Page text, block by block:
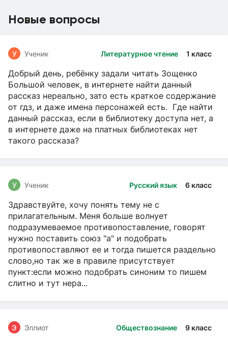
Новые вопросы
Литературное чтение 1 класс
У Ученик
Добрый день, ребёнку задали читать Зощенко
Большой человек, в интернете найти данный
рассказ нереально, зато есть краткое содержание
от гдз, и даже имена персонажей есть. Где найти
данный рассказ, если в библиотеку доступа нет, а
в интернете даже на платных библиотеках нет
такого рассказа?
Русский язык 6 класс
У Ученик
Здравствуйте, хочу понять тему не с
прилагательным. Меня больше волнует
подразумеваемое противопоставление, говорят
нужно поставить союз "а" и подобрать
противопоставляют ее и тогда пишется раздельно
слово,но так же в правиле присутствует
пункт:если можно подобрать синоним то пишем
слитно и тут нера...
Обществознание 9 класс
Э Эллиот